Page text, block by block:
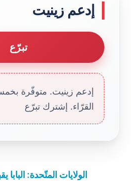
إدعم زينيت
تبرّع
إدعم زينيت. متوفّرة
القرّاء. إشترك تبرّع
الولايات المتّحدة: